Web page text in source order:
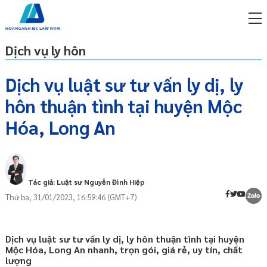
Dịch vụ ly hôn
Dịch vụ luật sư tư vấn ly dị, ly
hôn thuận tình tại huyện Mộc
Hóa, Long An
Tác giả: Luật sư Nguyễn Đình Hiệp
Thứ ba, 31/01/2023, 16:59:46 (GMT+7)
Dịch vụ luật sư tư vấn ly dị, ly hôn thuận tình tại huyện
Mộc Hóa, Long An nhanh, trọn gói, giá rẻ, uy tín, chất
lượng
Thuận tình ly hôn là gì?
Điều kiện để ly hôn thuận tình
hôn bao gồm những gì?
Thời hạn giải quyết yêu cầu công nhận
hôn
Những điểm LƯU Ý khi ly hôn thuận tình
phí qua zalo
sư trực tuyến online
ty/doanh nghiệp
gói
phí qua zalo
sư trực tuyến online
ty/doanh nghiệp
gói